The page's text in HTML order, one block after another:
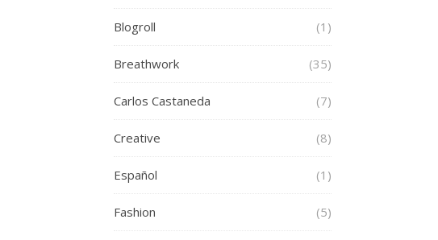
Blogroll (1)
Breathwork (35)
Carlos Castaneda (7)
Creative (8)
Español (1)
Fashion (5)